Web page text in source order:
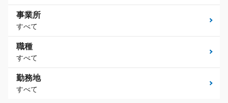
事業所
すべて
職種
すべて
勤務地
すべて